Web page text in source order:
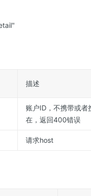
描述
账户ID，不携带或
在，返回400错误
请求host